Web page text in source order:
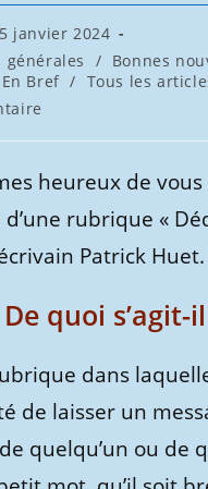
:
5 janvier 2024
générales / Bonnes
En Bref / Tous les
heureux de
d’une rubrique «
Patrick Huet.
De quoi s’agit-
dans
de laisser un
quelqu’un ou de